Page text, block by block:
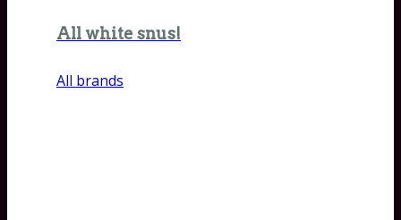
All white snus!
All brands